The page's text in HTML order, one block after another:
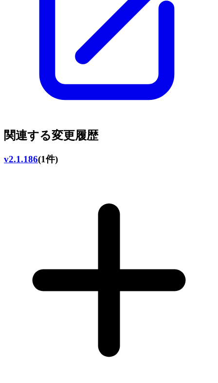
関連する変更履歴
v2.1.186(1件)